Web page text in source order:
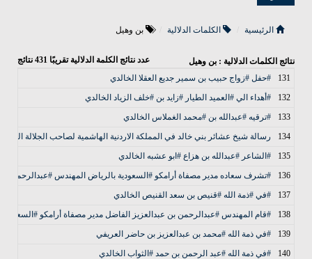
الرئيسية الكلمات الدلالية بن وهيل
نتائج الكلمات الدلالية : بن وهيل عدد نتائج الكلمة الدلالية تقريبًا 431 نتائج
131
#حفل #زواج حبيب بن سمير جديع العقلا الخالدي
132
#أهداء الي #العميد الطيار #زايد بن #خلف الزياد الخالدي
133
#ترقيه #عبدالله بن #محمد الغملاس الخالدي
134
رسالة شيخ عشائر بني خالد في المملكة الاردنية الهاشمية لصاحب الجلالة الملك
135
#الشاعر #عبدالله بن هزاع #ابو عشبه الخالدي
136
#تشرف سعاده مدير مصفاة أرامكو #السعودية بالرياض المهندس #عبدالرحمن بن
137
#في #ذمة الله #قنيص بن سعد القنيص الخالدي
138
#قام المهندس #عبدالرحمن بن عبدالعزيز الفاضل مدير مصفاة أرامكو
139
#في ذمة الله #محمد بن عبدالعزيز بن حاضر العريفي
140
#في ذمة الله #عبد الرحمن بن حمد #الثواب الخالدي